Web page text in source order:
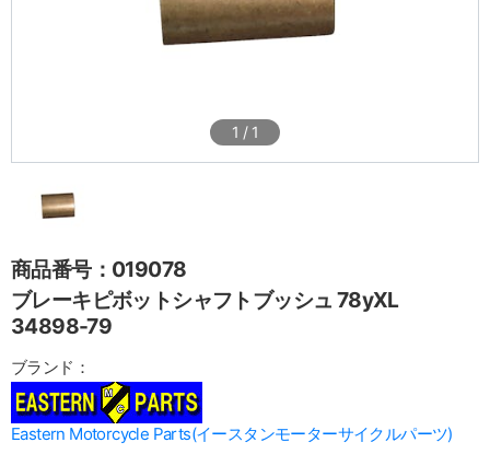
1 / 1
商品番号：019078
ブレーキピボットシャフトブッシュ 78yXL
34898-79
ブランド：
Eastern Motorcycle Parts(イースタンモーターサイクルパーツ)